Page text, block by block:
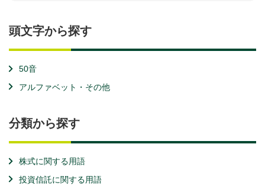
頭文字から探す
50音
アルファベット・その他
分類から探す
株式に関する用語
投資信託に関する用語